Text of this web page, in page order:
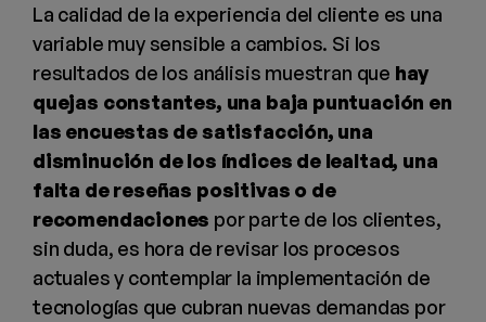
La calidad de la experiencia del cliente es una
variable muy sensible a cambios. Si los
resultados de los análisis muestran que hay
quejas constantes, una baja puntuación en
las encuestas de satisfacción, una
disminución de los índices de lealtad, una
falta de reseñas positivas o de
recomendaciones por parte de los clientes,
sin duda, es hora de revisar los procesos
actuales y contemplar la implementación de
tecnologías que cubran nuevas demandas por